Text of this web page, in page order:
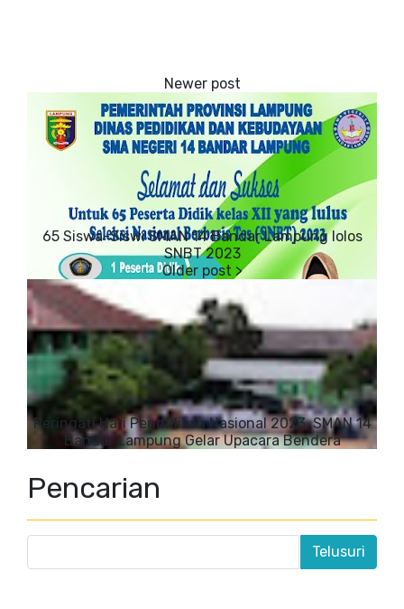
65 Siswa-Siswi SMAN 14 Bandar Lampung lolos
SNBT 2023
Peringati Hari Pendidikan Nasional 2023, SMAN 14
Bandar Lampung Gelar Upacara Bendera
Pencarian